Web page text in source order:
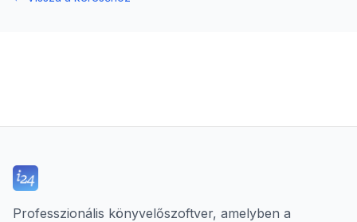
Professzionális könyvelőszoftver, amelyben a